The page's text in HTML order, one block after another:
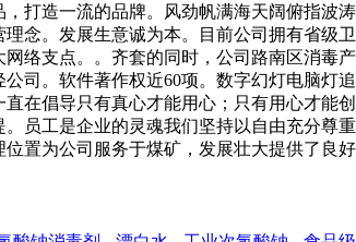
打造一流的品牌。风劲帆满海天阔俯指波
念。发展生意诚为本。目前公司拥有省级
络支点。。齐套的同时，公司路南区消
司。软件著作权近60项。数字幻灯电脑灯
在倡导只有真心才能用心；只有用心才能
员工是企业的灵魂我们坚持以自由充分尊
置为公司服务于煤矿，发展壮大提供了良